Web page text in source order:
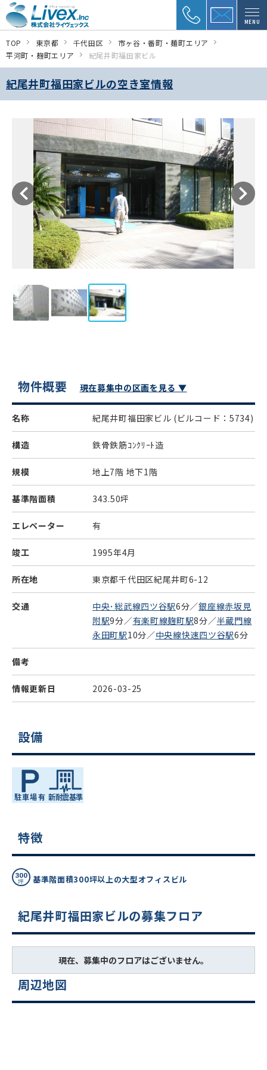
MENU
TOP 東京都 千代田区
市ヶ谷・番町・麺町エリア
平河町・麹町エリア
紀尾井町福田家ビル
紀尾井町福田家ビルの空き室情報
物件概要 現在募集中の区画を見る ▼
名称 紀尾井町福田家ビル (ビルコード：5734)
構造 鉄骨鉄筋ｺﾝｸﾘｰﾄ造
規模 地上7階 地下1階
基準階面積 343.50坪
エレベーター 有
竣工 1995年4月
所在地 東京都千代田区紀尾井町6-12
交通 中央･総武線四ツ谷駅6分／銀座線赤坂見
附駅9分／有楽町線麹町駅8分／半蔵門線
永田町駅10分／中央線快速四ツ谷駅6分
備考
情報更新日 2026-03-25
設備
特徴
基準階面積300坪以上の大型オフィスビル
紀尾井町福田家ビルの募集フロア
現在、募集中のフロアはございません。
周辺地図